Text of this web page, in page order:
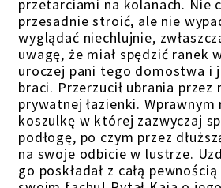
przetarciami na kolanach. Nie
przesadnie stroić, ale nie
wyglądać niechlujnie,
uwagę, że miał spędzić ranek
uroczej pani tego domostwa i
braci. Przerzucił ubrania przez
prywatnej łazienki. Wprawnym
koszulkę w której zazwyczaj
podłogę, po czym przez
na swoje odbicie w lustrze.
go poskładał z całą